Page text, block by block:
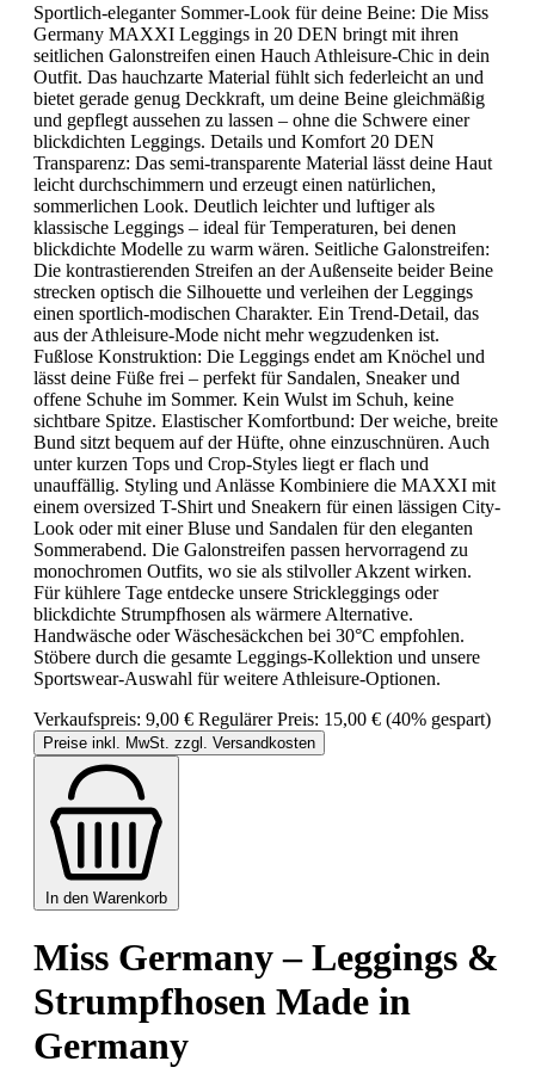
Sportlich-eleganter Sommer-Look für deine Beine: Die Miss
Germany MAXXI Leggings in 20 DEN bringt mit ihren
seitlichen Galonstreifen einen Hauch Athleisure-Chic in dein
Outfit. Das hauchzarte Material fühlt sich federleicht an und
bietet gerade genug Deckkraft, um deine Beine gleichmäßig
und gepflegt aussehen zu lassen – ohne die Schwere einer
blickdichten Leggings. Details und Komfort 20 DEN
Transparenz: Das semi-transparente Material lässt deine Haut
leicht durchschimmern und erzeugt einen natürlichen,
sommerlichen Look. Deutlich leichter und luftiger als
klassische Leggings – ideal für Temperaturen, bei denen
blickdichte Modelle zu warm wären. Seitliche Galonstreifen:
Die kontrastierenden Streifen an der Außenseite beider Beine
strecken optisch die Silhouette und verleihen der Leggings
einen sportlich-modischen Charakter. Ein Trend-Detail, das
aus der Athleisure-Mode nicht mehr wegzudenken ist.
Fußlose Konstruktion: Die Leggings endet am Knöchel und
lässt deine Füße frei – perfekt für Sandalen, Sneaker und
offene Schuhe im Sommer. Kein Wulst im Schuh, keine
sichtbare Spitze. Elastischer Komfortbund: Der weiche, breite
Bund sitzt bequem auf der Hüfte, ohne einzuschnüren. Auch
unter kurzen Tops und Crop-Styles liegt er flach und
unauffällig. Styling und Anlässe Kombiniere die MAXXI mit
einem oversized T-Shirt und Sneakern für einen lässigen City-
Look oder mit einer Bluse und Sandalen für den eleganten
Sommerabend. Die Galonstreifen passen hervorragend zu
monochromen Outfits, wo sie als stilvoller Akzent wirken.
Für kühlere Tage entdecke unsere Strickleggings oder
blickdichte Strumpfhosen als wärmere Alternative.
Handwäsche oder Wäschesäckchen bei 30°C empfohlen.
Stöbere durch die gesamte Leggings-Kollektion und unsere
Sportswear-Auswahl für weitere Athleisure-Optionen.
Verkaufspreis: 9,00 € Regulärer Preis: 15,00 € (40% gespart)
Preise inkl. MwSt. zzgl. Versandkosten
In den Warenkorb
Miss Germany – Leggings &
Strumpfhosen Made in
Germany